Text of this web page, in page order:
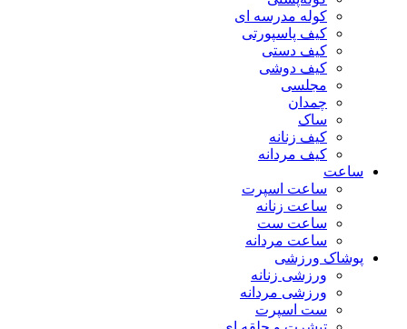
کوله مدرسه ای
کیف پاسپورتی
کیف دستی
کیف دوشی
مجلسی
چمدان
ساک
کیف زنانه
کیف مردانه
ساعت
ساعت اسپرت
ساعت زنانه
ساعت ست
ساعت مردانه
پوشاک ورزشی
ورزشی زنانه
ورزشی مردانه
ست اسپرت